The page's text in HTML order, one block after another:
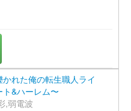
かれた俺の転生職人ライ
&ハーレム〜
,弱電波